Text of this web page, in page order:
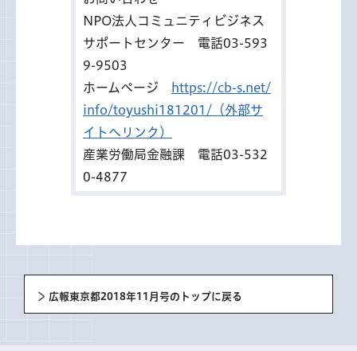
NPO法人コミュニティビジネス
サポートセンター 電話03-593
9-9503
ホームページ
https://cb-s.net/
info/toyushi181201/（外部サ
イトへリンク）
産業労働局金融課 電話03-532
0-4877
広報東京都2018年11月号のトップに戻る